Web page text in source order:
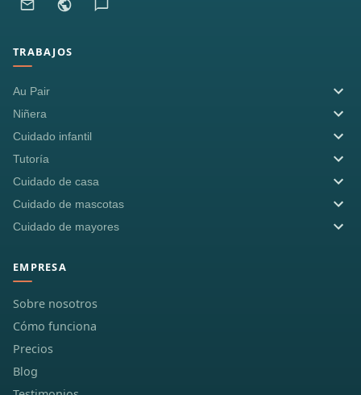
TRABAJOS
Au Pair
Niñera
Cuidado infantil
Tutoría
Cuidado de casa
Cuidado de mascotas
Cuidado de mayores
EMPRESA
Sobre nosotros
Cómo funciona
Precios
Blog